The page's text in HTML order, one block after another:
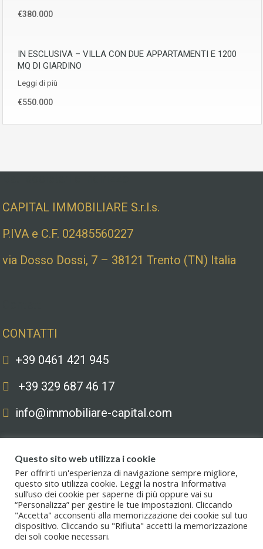
€380.000
IN ESCLUSIVA – VILLA CON DUE APPARTAMENTI E 1200
MQ DI GIARDINO
Leggi di più
€550.000
CAPITAL IMMOBILIARE S.r.l.s.
P.IVA e C.F. 02485560227
via Dosso Dossi, 7 – 38121 Trento (TN) Italia
CONTATTI
+39 0461 421 945
+39 329 687 46 17
info@immobiliare-capital.com
Copyright © 2020. All Rights Reserved. Capital immobiliare S.r.l.s. | Le
immagini hanno valore puramente illustrativo. I prezzi e le informazioni
possono essere soggetti a modifiche.
Questo sito web utilizza i cookie
Per offrirti un'esperienza di navigazione sempre migliore,
questo sito utilizza cookie. Leggi la nostra Informativa
sull’uso dei cookie per saperne di più oppure vai su
“Personalizza” per gestire le tue impostazioni. Cliccando
"Accetta" acconsenti alla memorizzazione dei cookie sul tuo
dispositivo. Cliccando su "Rifiuta" accetti la memorizzazione
dei soli cookie necessari.